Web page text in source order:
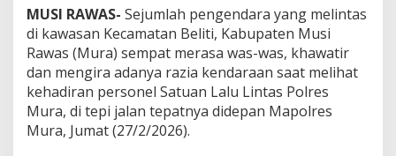
s
M
u
s
i
R
w
a
MUSI RAWAS- Sejumlah pengendara yang melintas
di kawasan Kecamatan Beliti, Kabupaten Musi
Rawas (Mura) sempat merasa was-was, khawatir
dan mengira adanya razia kendaraan saat melihat
kehadiran personel Satuan Lalu Lintas Polres
Mura, di tepi jalan tepatnya didepan Mapolres
Mura, Jumat (27/2/2026).